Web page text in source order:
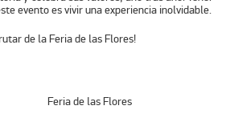
evento es vivir una experiencia inolvidable.
de la Feria de las Flores!
Feria de las Flores